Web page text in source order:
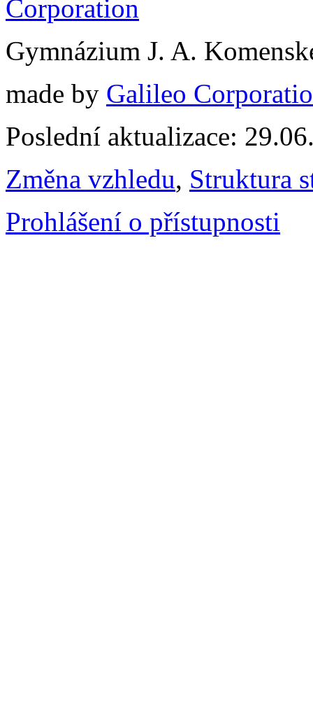
Gymnázium J. A.
made by Galileo
Poslední aktualizace:
Změna vzhledu, Struktura
Prohlášení o přístupnosti